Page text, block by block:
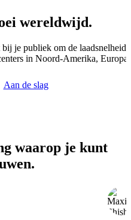
wereldwijd.
je publiek om de laadsnelheid
in Noord-Amerika,
Aan de slag
waarop je kunt